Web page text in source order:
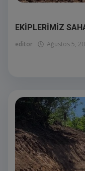
EKİPLERİMİZ
editor Ağustos 5,